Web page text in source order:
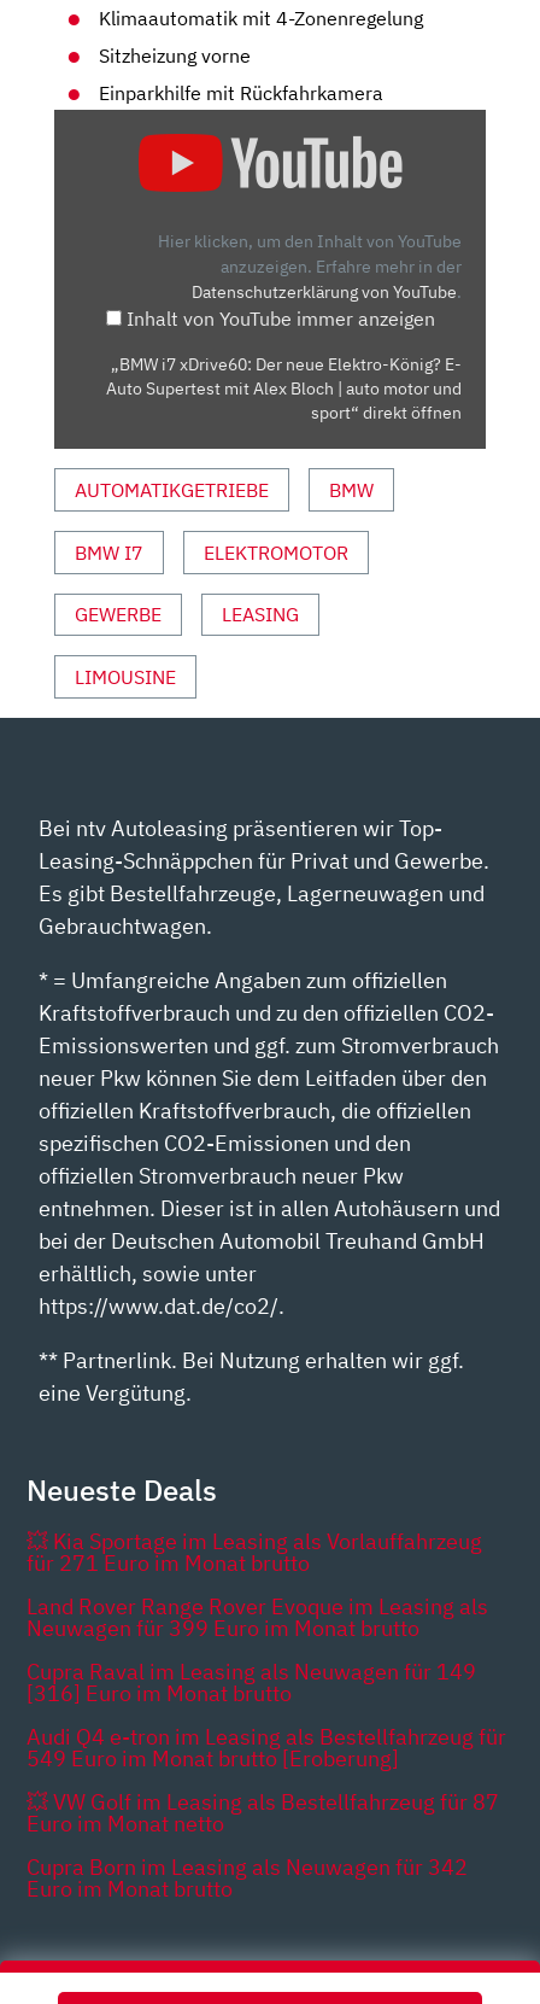
Klimaautomatik mit 4-Zonenregelung
Sitzheizung vorne
Einparkhilfe mit Rückfahrkamera
XDRIVE60:
SUPERTEST
BLOCH
AUTO
MOTOR
SPORT“
VON
YOUTUBE
ANZEIGEN
Hier klicken, um den Inhalt von YouTube
anzuzeigen. Erfahre mehr in der
Datenschutzerklärung von YouTube.
Inhalt von YouTube immer anzeigen
„BMW i7 xDrive60: Der neue Elektro-König? E-
Auto Supertest mit Alex Bloch | auto motor und
sport“ direkt öffnen
AUTOMATIKGETRIEBE BMW
BMW I7 ELEKTROMOTOR
GEWERBE LEASING
LIMOUSINE
Bei ntv Autoleasing präsentieren wir Top-
Leasing-Schnäppchen für Privat und Gewerbe.
Es gibt Bestellfahrzeuge, Lagerneuwagen und
Gebrauchtwagen.
* = Umfangreiche Angaben zum offiziellen
Kraftstoffverbrauch und zu den offiziellen CO2-
Emissionswerten und ggf. zum Stromverbrauch
neuer Pkw können Sie dem Leitfaden über den
offiziellen Kraftstoffverbrauch, die offiziellen
spezifischen CO2-Emissionen und den
offiziellen Stromverbrauch neuer Pkw
entnehmen. Dieser ist in allen Autohäusern und
bei der Deutschen Automobil Treuhand GmbH
erhältlich, sowie unter
https://www.dat.de/co2/.
** Partnerlink. Bei Nutzung erhalten wir ggf.
eine Vergütung.
Neueste Deals
💥 Kia Sportage im Leasing als Vorlauffahrzeug
für 271 Euro im Monat brutto
Land Rover Range Rover Evoque im Leasing als
Neuwagen für 399 Euro im Monat brutto
Cupra Raval im Leasing als Neuwagen für 149
[316] Euro im Monat brutto
Audi Q4 e-tron im Leasing als Bestellfahrzeug für
549 Euro im Monat brutto [Eroberung]
💥 VW Golf im Leasing als Bestellfahrzeug für 87
Euro im Monat netto
Cupra Born im Leasing als Neuwagen für 342
Euro im Monat brutto